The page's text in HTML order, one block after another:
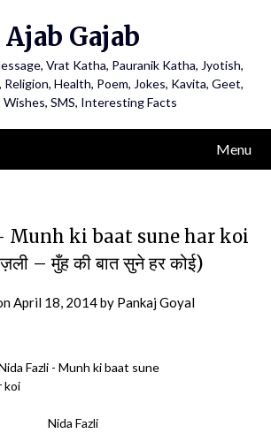
Ajab Gajab
Vrat Katha, Pauranik Katha, Jyotish,
Health, Poem, Jokes, Kavita, Geet,
Wishes, SMS, Interesting Facts
Menu
Munh ki baat sune har koi
– मुँह की बात सुने हर कोई)
April 18, 2014by Pankaj Goyal
Nida Fazli